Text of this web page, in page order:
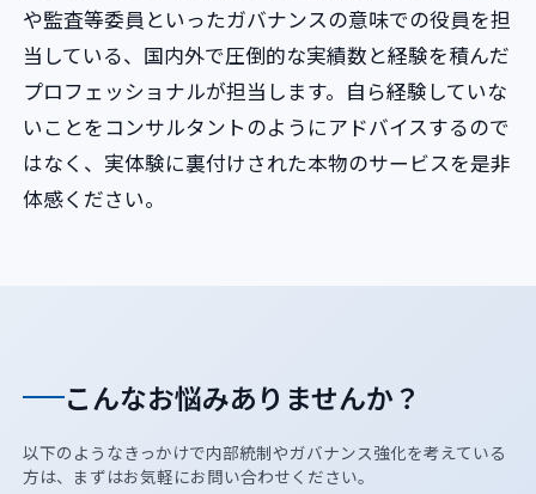
や監査等委員といったガバナンスの意味での役員を担
当している、国内外で圧倒的な実績数と経験を積んだ
プロフェッショナルが担当します。自ら経験していな
いことをコンサルタントのようにアドバイスするので
はなく、実体験に裏付けされた本物のサービスを是非
体感ください。
こんなお悩みありませんか？
以下のようなきっかけで内部統制やガバナンス強化を考えている
方は、まずはお気軽にお問い合わせください。